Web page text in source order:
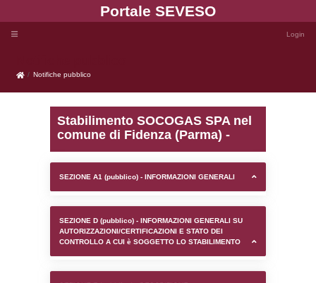
Portale
Notifiche pubblico
Notifiche pubblico
Stabilimento SOCOGAS
comune di Fidenza
SEZIONE A1 (pubblico) - INFORMAZIONI